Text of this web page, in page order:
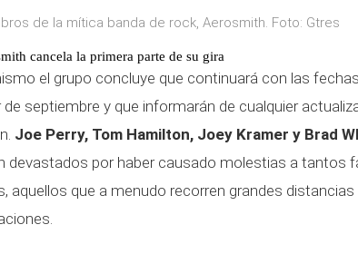
de la mítica banda de rock, Aerosmith. Foto: Gtres
cancela la primera parte de su gira
el grupo concluye que continuará con las
de septiembre y que informarán de cualquier
Joe Perry, Tom Hamilton, Joey Kramer y Brad
devastados por haber causado molestias a tantos
aquellos que a menudo recorren grandes